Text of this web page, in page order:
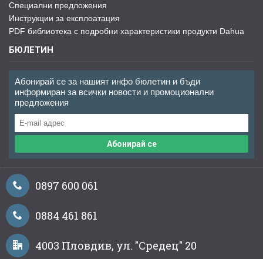
Специални предложения
Инструкции за експлоатация
PDF библиотека с подробни характеристики продукти Dahua
БЮЛЕТИН
Абонирай се за нашият инфо бюлетин и бъди
информиран за всички новости и промоционални
предложения
Абонирай се
0897 600 061
0884 461 861
4003 Пловдив, ул. "Средец" 20